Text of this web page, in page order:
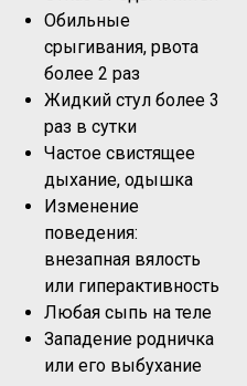
Обильные
срыгивания, рвота
более 2 раз
Жидкий стул более 3
раз в сутки
Частое свистящее
дыхание, одышка
Изменение
поведения:
внезапная вялость
или гиперактивность
Любая сыпь на теле
Западение родничка
или его выбухание